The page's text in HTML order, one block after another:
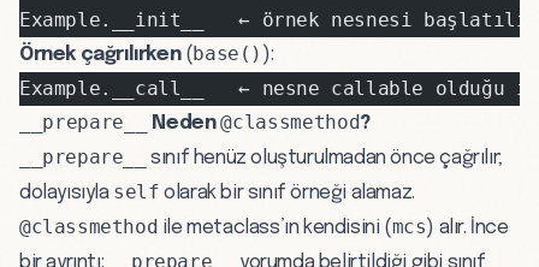
Example.__init__   ← örnek nesnesi başlatılır
Örnek çağrılırken( base() ):
Example.__call__   ← nesne callable
__prepare__
Neden@classmethod?
__prepare__
sınıf henüz oluşturulmadan önce çağrılır;
dolayısıyla self olarak bir sınıf örneği alamaz.
@classmethod ile metaclass’ın kendisini (mcs) alır. İnce
__prepare__